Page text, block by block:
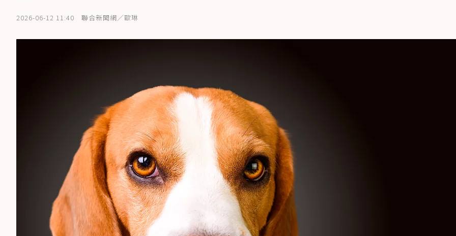
2026-06-12 11:40 聯合新聞網／歐琳